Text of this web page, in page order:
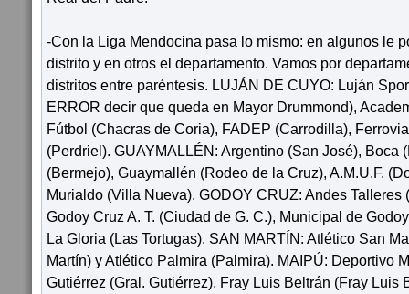
-Con la Liga Mendocina pasa lo mismo: en algunos le
distrito y en otros el departamento. Vamos por
distritos entre paréntesis. LUJÁN DE CUYO: Luján
ERROR decir que queda en Mayor Drummond),
Fútbol (Chacras de Coria), FADEP (Carrodilla),
(Perdriel). GUAYMALLÉN: Argentino (San José), Boca
(Bermejo), Guaymallén (Rodeo de la Cruz), A.M.U.F.
Murialdo (Villa Nueva). GODOY CRUZ: Andes Talleres
Godoy Cruz A. T. (Ciudad de G. C.), Municipal de
La Gloria (Las Tortugas). SAN MARTÍN: Atlético San
Martín) y Atlético Palmira (Palmira). MAIPÚ: Deportivo
Gutiérrez (Gral. Gutiérrez), Fray Luis Beltrán (Fray Luis